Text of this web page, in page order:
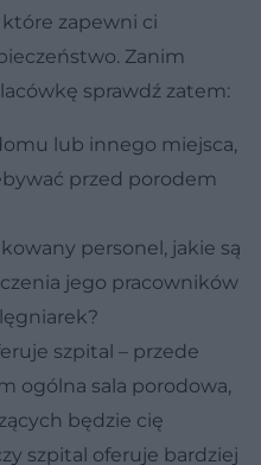
które zapewni ci
Zanim
sprawdź zatem:
lub innego miejsca,
przed porodem
personel, jakie są
jego pracowników
szpital – przede
ogólna sala porodowa,
będzie cię
szpital oferuje bardziej